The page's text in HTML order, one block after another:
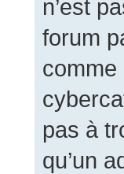
n’est
forum
comme
pas à
qu’un